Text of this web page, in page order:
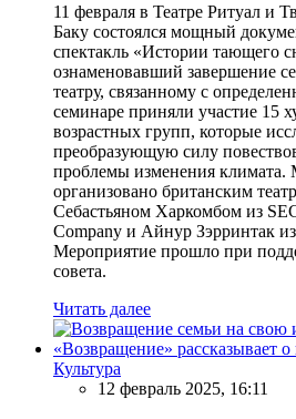
11 февраля в Театре Ритуал и
Баку состоялся мощный
спектакль «Истории тающего
ознаменовавший завершение
театру, связанному с
семинаре приняли участие 15
возрастных групп, которые
преобразующую силу
проблемы изменения климата.
организовано британским
Себастьяном Харкомбом из
Company и Айнур Зэрринтак
Мероприятие прошло при
совета.
Читать далее
Культура
12 февраль 2025, 16:11